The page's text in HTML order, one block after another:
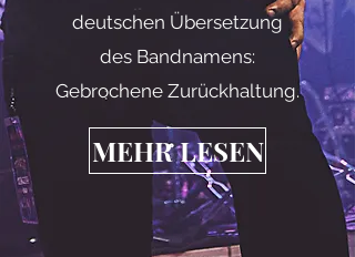
deutschen Übersetzung
des Bandnamens:
Gebrochene Zurückhaltung.
MEHR LESEN